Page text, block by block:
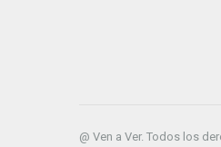
@ Ven a Ver. Todos los